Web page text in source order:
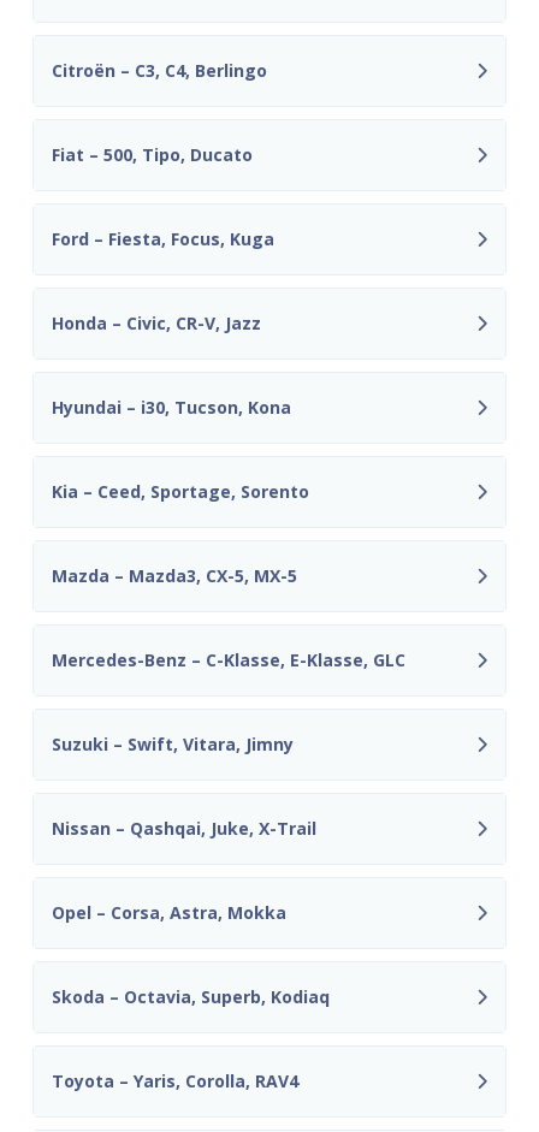
Citroën – C3, C4, Berlingo
Fiat – 500, Tipo, Ducato
Ford – Fiesta, Focus, Kuga
Honda – Civic, CR-V, Jazz
Hyundai – i30, Tucson, Kona
Kia – Ceed, Sportage, Sorento
Mazda – Mazda3, CX-5, MX-5
Mercedes-Benz – C-Klasse, E-Klasse, GLC
Suzuki – Swift, Vitara, Jimny
Nissan – Qashqai, Juke, X-Trail
Opel – Corsa, Astra, Mokka
Skoda – Octavia, Superb, Kodiaq
Toyota – Yaris, Corolla, RAV4